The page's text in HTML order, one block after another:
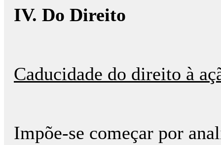
IV. Do Direito
Caducidade do direito à
Impõe-se começar por